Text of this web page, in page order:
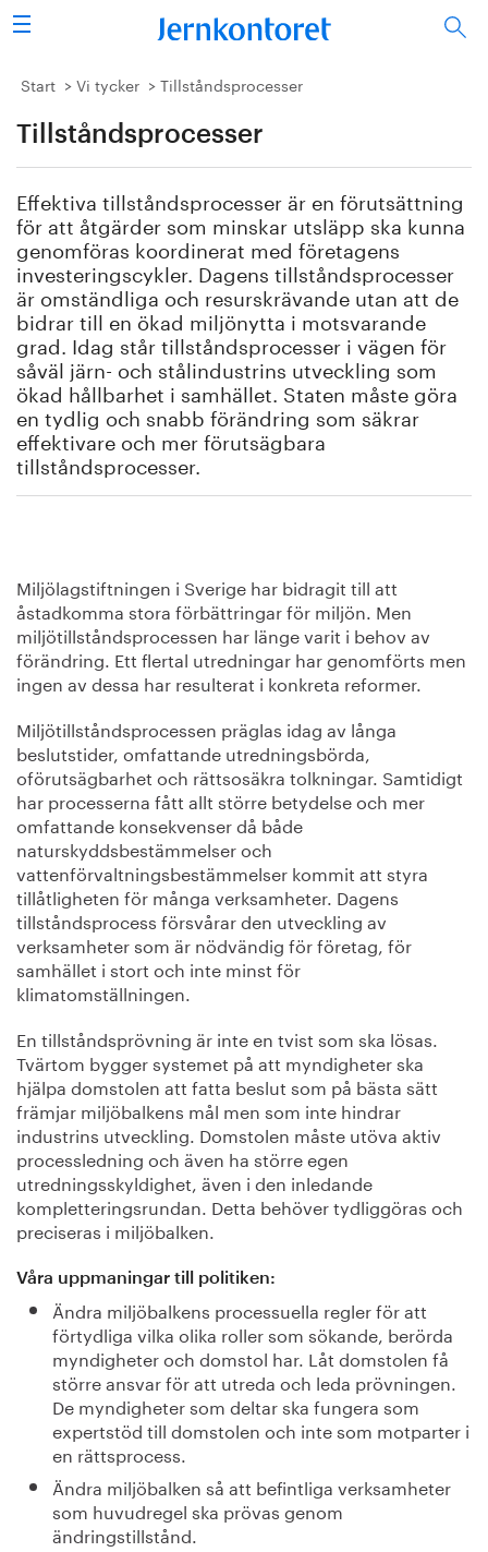
Sök
Stålindustrin
Vision 2050
Forskning/utbildning
Energi/miljö
Vi tycker
Publicerat
Bildbank
Om oss
Start Vi tycker Tillståndsprocesser
Tillståndsprocesser
Effektiva tillståndsprocesser är en förutsättning
för att åtgärder som minskar utsläpp ska kunna
genomföras koordinerat med företagens
investeringscykler. Dagens tillståndsprocesser
är omständliga och resurskrävande utan att de
bidrar till en ökad miljönytta i motsvarande
grad. Idag står tillståndsprocesser i vägen för
såväl järn- och stålindustrins utveckling som
ökad hållbarhet i samhället. Staten måste göra
en tydlig och snabb förändring som säkrar
effektivare och mer förutsägbara
tillståndsprocesser.
Miljölagstiftningen i Sverige har bidragit till att
åstadkomma stora förbättringar för miljön. Men
miljötillståndsprocessen har länge varit i behov av
förändring. Ett flertal utredningar har genomförts men
ingen av dessa har resulterat i konkreta reformer.
Miljötillståndsprocessen präglas idag av långa
beslutstider, omfattande utredningsbörda,
oförutsägbarhet och rättsosäkra tolkningar. Samtidigt
har processerna fått allt större betydelse och mer
omfattande konsekvenser då både
naturskyddsbestämmelser och
vattenförvaltningsbestämmelser kommit att styra
tillåtligheten för många verksamheter. Dagens
tillståndsprocess försvårar den utveckling av
verksamheter som är nödvändig för företag, för
samhället i stort och inte minst för
klimatomställningen.
En tillståndsprövning är inte en tvist som ska lösas.
Tvärtom bygger systemet på att myndigheter ska
hjälpa domstolen att fatta beslut som på bästa sätt
främjar miljöbalkens mål men som inte hindrar
industrins utveckling. Domstolen måste utöva aktiv
processledning och även ha större egen
utredningsskyldighet, även i den inledande
kompletteringsrundan. Detta behöver tydliggöras och
preciseras i miljöbalken.
Våra uppmaningar till politiken:
Ändra miljöbalkens processuella regler för att
förtydliga vilka olika roller som sökande, berörda
myndigheter och domstol har. Låt domstolen få
större ansvar för att utreda och leda prövningen.
De myndigheter som deltar ska fungera som
expertstöd till domstolen och inte som motparter i
en rättsprocess.
Ändra miljöbalken så att befintliga verksamheter
som huvudregel ska prövas genom
ändringstillstånd.